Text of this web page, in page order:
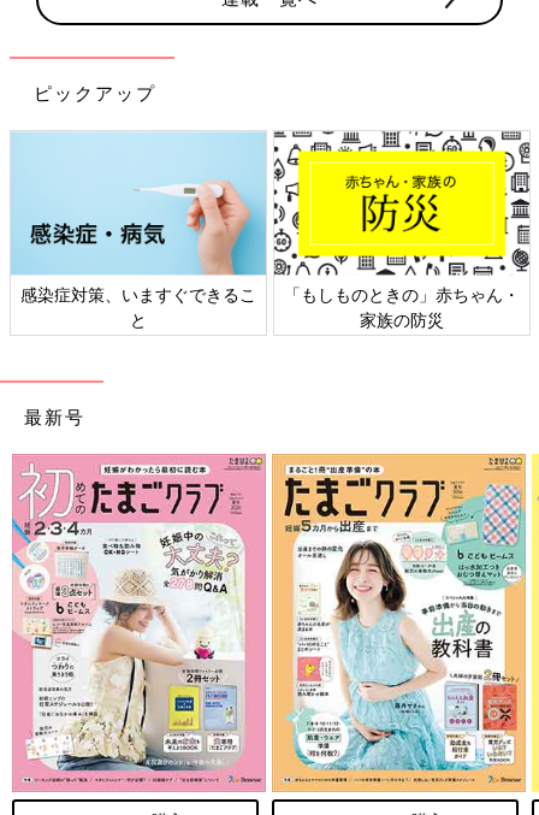
ピックアップ
感染症対策、いますぐできるこ
と
「もしものときの」赤ちゃん・
家族の防災
最新号